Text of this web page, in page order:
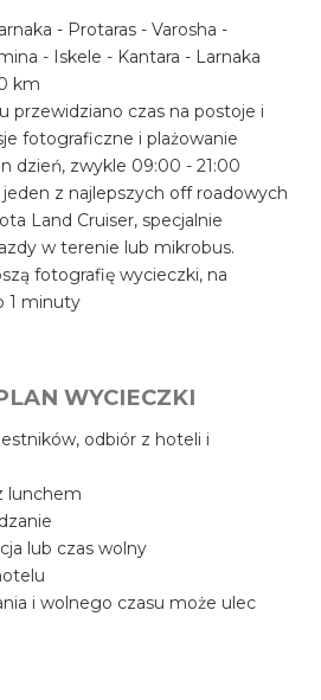
- Protaras - Varosha -
- Iskele - Kantara - Larnaka
km
przewidziano czas na postoje i
fotograficzne i plażowanie
dzień, zwykle 09:00 - 21:00
z najlepszych off roadowych
Land Cruiser, specjalnie
w terenie lub mikrobus.
fotografię wycieczki, na
1 minuty
WYCIECZKI
odbiór z hoteli i
lunchem
lub czas wolny
i wolnego czasu może ulec